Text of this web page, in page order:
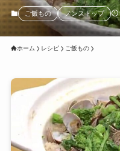
ご飯もの ノンストップ
ホーム レシピ ご飯もの